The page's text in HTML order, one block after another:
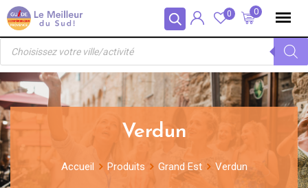
Panneau de gestion des cookies
Skip
to
content
0
0
Recherche
produits
Verdun
Accueil Produits Grand Est Verdun